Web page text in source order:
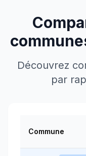
Découvrez
par
Commune